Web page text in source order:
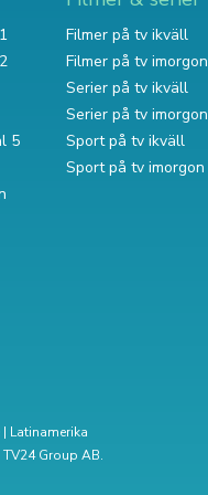
5
Filmer på tv ikväll
Filmer på tv imorgon
Serier på tv ikväll
Serier på tv imorgon
Sport på tv ikväll
Sport på tv imorgon
| Latinamerika
Group AB.